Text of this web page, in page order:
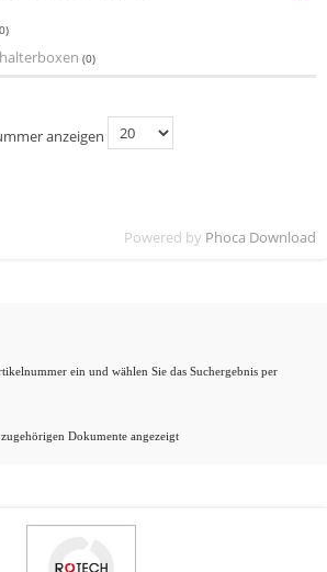
(0)
anzeigen
Powered by Phoca Download
ein und wählen Sie das Suchergebnis per
Dokumente angezeigt